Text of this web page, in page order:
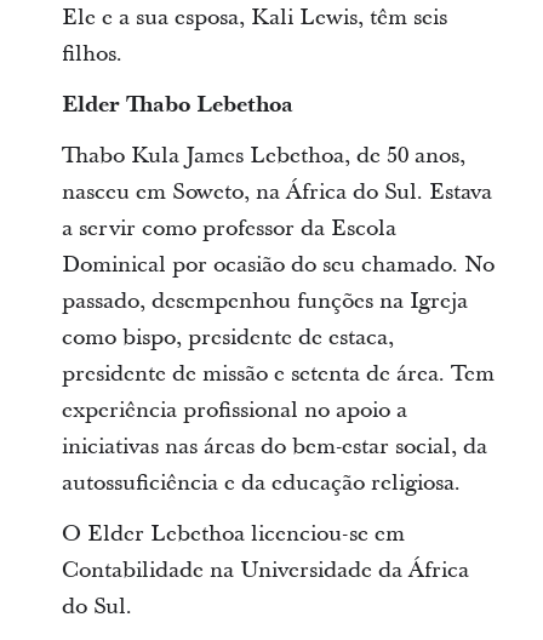
Ele e a sua esposa, Kali Lewis, têm seis
filhos.
Elder Thabo Lebethoa
Thabo Kula James Lebethoa, de 50 anos,
nasceu em Soweto, na África do Sul. Estava
a servir como professor da Escola
Dominical por ocasião do seu chamado. No
passado, desempenhou funções na Igreja
como bispo, presidente de estaca,
presidente de missão e setenta de área. Tem
experiência profissional no apoio a
iniciativas nas áreas do bem-estar social, da
autossuficiência e da educação religiosa.
O Elder Lebethoa licenciou-se em
Contabilidade na Universidade da África
do Sul.